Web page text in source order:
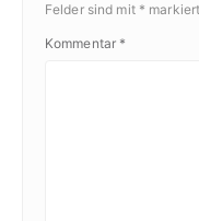
Felder sind mit * markiert
Kommentar *